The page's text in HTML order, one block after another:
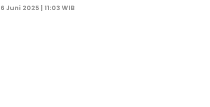
6 Juni 2025 | 11:03 WIB